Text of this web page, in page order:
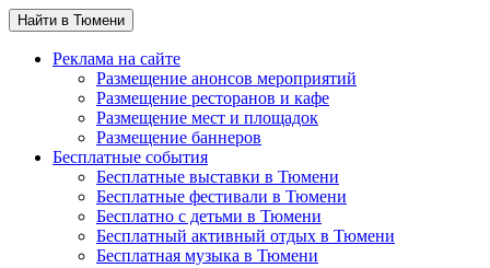
Найти в Тюмени
Реклама на сайте
Размещение анонсов мероприятий
Размещение ресторанов и кафе
Размещение мест и площадок
Размещение баннеров
Бесплатные события
Бесплатные выставки в Тюмени
Бесплатные фестивали в Тюмени
Бесплатно с детьми в Тюмени
Бесплатный активный отдых в Тюмени
Бесплатная музыка в Тюмени